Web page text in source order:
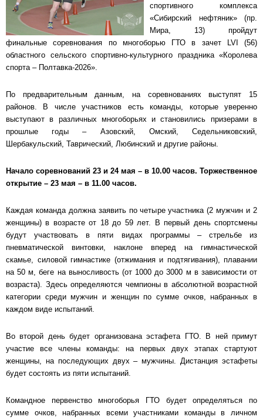
спортивного комплекса
«Сибирский нефтяник» (пр.
Мира, 13) пройдут
финальные соревнования по многоборью ГТО в зачет LVI (56)
областного сельского спортивно-культурного праздника «Королева
спорта – Полтавка-2026».
По предварительным данным, на соревнованиях выступят 15
районов. В числе участников есть команды, которые уверенно
выступают в различных многоборьях и становились призерами в
прошлые годы – Азовский, Омский, Седельниковский,
Шербакульский, Таврический, Любинский и другие районы.
Начало соревнований 23 и 24 мая – в 10.00 часов. Торжественное
открытие – 23 мая – в 11.00 часов.
Каждая команда должна заявить по четыре участника (2 мужчин и 2
женщины) в возрасте от 18 до 59 лет. В первый день спортсмены
будут участвовать в пяти видах программы – стрельбе из
пневматической винтовки, наклоне вперед на гимнастической
скамье, силовой гимнастике (отжимания и подтягивания), плавании
на 50 м, беге на выносливость (от 1000 до 3000 м в зависимости от
возраста). Здесь определяются чемпионы в абсолютной возрастной
категории среди мужчин и женщин по сумме очков, набранных в
каждом виде испытаний.
Во второй день будет организована эстафета ГТО. В ней примут
участие все члены команды: на первых двух этапах стартуют
женщины, на последующих двух – мужчины. Дистанция эстафеты
будет состоять из пяти испытаний.
Командное первенство многоборья ГТО будет определяться по
сумме очков, набранных всеми участниками команды в личном